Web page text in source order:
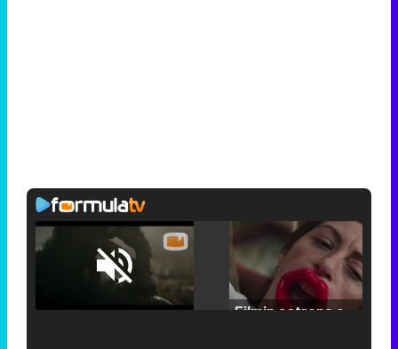
Unmute /